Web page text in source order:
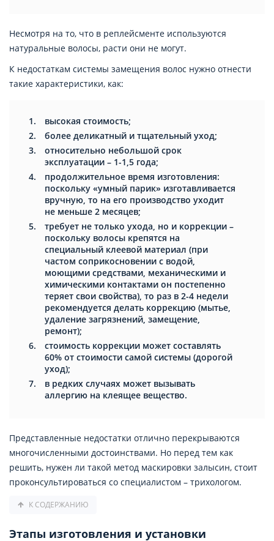
Несмотря на то, что в реплейсменте используются
натуральные волосы, расти они не могут.
К недостаткам системы замещения волос нужно отнести
такие характеристики, как:
высокая стоимость;
более деликатный и тщательный уход;
относительно небольшой срок
эксплуатации – 1-1,5 года;
продолжительное время изготовления:
поскольку «умный парик» изготавливается
вручную, то на его производство уходит
не меньше 2 месяцев;
требует не только ухода, но и коррекции –
поскольку волосы крепятся на
специальный клеевой материал (при
частом соприкосновении с водой,
моющими средствами, механическими и
химическими контактами он постепенно
теряет свои свойства), то раз в 2-4 недели
рекомендуется делать коррекцию (мытье,
удаление загрязнений, замещение,
ремонт);
стоимость коррекции может составлять
60% от стоимости самой системы (дорогой
уход);
в редких случаях может вызывать
аллергию на клеящее вещество.
Представленные недостатки отлично перекрываются
многочисленными достоинствами. Но перед тем как
решить, нужен ли такой метод маскировки залысин, стоит
проконсультироваться со специалистом – трихологом.
К СОДЕРЖАНИЮ
Этапы изготовления и установки